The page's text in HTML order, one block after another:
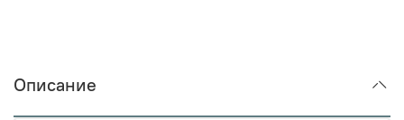
Описание